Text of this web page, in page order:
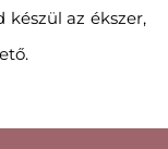
az ékszer,